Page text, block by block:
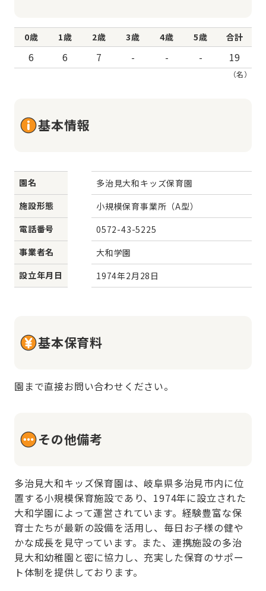
0歳 1歳 2歳 3歳 4歳 5歳 合計
6 6 7 - - - 19
（名）
基本情報
園名
多治見大和キッズ保育園
施設形態
小規模保育事業所（A型）
電話番号
0572-43-5225
事業者名
大和学園
設立年月日
1974年2月28日
基本保育料
園まで直接お問い合わせください。
その他備考
多治見大和キッズ保育園は、岐阜県多治見市内に位
置する小規模保育施設であり、1974年に設立された
大和学園によって運営されています。経験豊富な保
育士たちが最新の設備を活用し、毎日お子様の健や
かな成長を見守っています。また、連携施設の多治
見大和幼稚園と密に協力し、充実した保育のサポー
ト体制を提供しております。